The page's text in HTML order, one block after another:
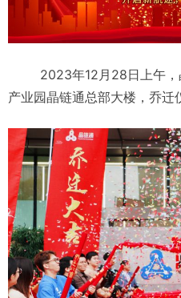
2023年12月28日上午，
产业园晶链通总部大楼，乔迁